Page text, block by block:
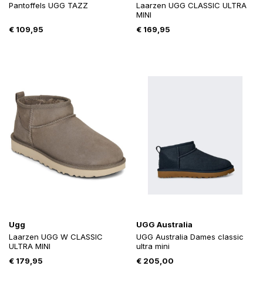
Pantoffels UGG TAZZ
€ 109,95
Laarzen UGG CLASSIC ULTRA
MINI
€169,95
Ugg
Laarzen UGG W CLASSIC
ULTRA MINI
€ 179,95
UGG Australia
UGG Australia Dames classic
ultra mini
€205,00